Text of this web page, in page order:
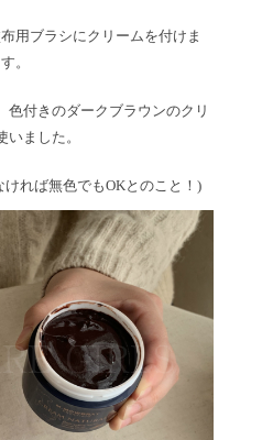
用ブラシにクリームを付けま
す。
色付きのダークブラウンのクリ
いました。
れば無色でもOKとのこと！)